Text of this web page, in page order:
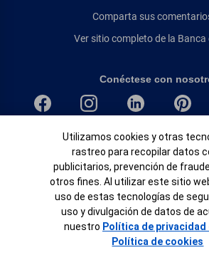
Comparta sus
Ver sitio completo de la Banca
Conéctese con
Bank of America, N.A. Miembro
Igualdad de oportunidades en préstamos
© 2026 Bank of America
Todos Los Derechos
Patente:
Banner de Cookies
Utilizamos cookies y otras
rastreo para recopilar datos
publicitarios, prevención de
otros fines. Al utilizar este sitio
uso de estas tecnologías de
uso y divulgación de datos de
nuestro Política de privacidad
Política de cookies